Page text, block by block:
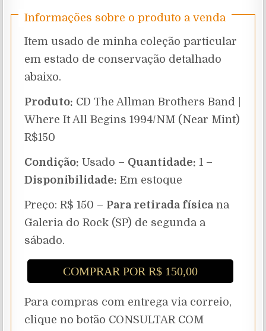
Informações sobre o produto a venda
Item usado de minha coleção particular
em estado de conservação detalhado
abaixo.
Produto: CD The Allman Brothers Band |
Where It All Begins 1994/NM (Near Mint)
R$150
Condição: Usado – Quantidade: 1 –
Disponibilidade: Em estoque
Preço: R$ 150 – Para retirada física na
Galeria do Rock (SP) de segunda a
sábado.
COMPRAR POR R$ 150,00
Para compras com entrega via correio,
clique no botão CONSULTAR COM